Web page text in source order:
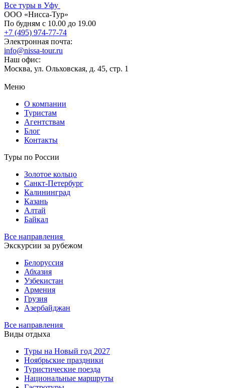
Все туры в Уфу
ООО «Нисса-Тур»
По будням с 10.00 до 19.00
+7 (495) 974-77-74
Электронная почта:
info@nissa-tour.ru
Наш офис:
Москва, ул. Ольховская, д. 45, стр. 1
Меню
О компании
Туристам
Агентствам
Блог
Контакты
Туры по России
Золотое кольцо
Санкт-Петербург
Калининград
Казань
Алтай
Байкал
Все направления
Экскурсии за рубежом
Белоруссия
Абхазия
Узбекистан
Армения
Грузия
Азербайджан
Все направления
Виды отдыха
Туры на Новый год 2027
Ноябрьские праздники
Туристические поезда
Национальные маршруты